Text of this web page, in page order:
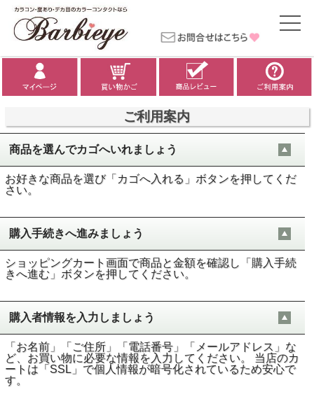
ご利用案内
商品を選んでカゴへいれましょう
お好きな商品を選び「カゴへ入れる」ボタンを押してくだ
さい。
購入手続きへ進みましょう
ショッピングカート画面で商品と金額を確認し「購入手続
きへ進む」ボタンを押してください。
購入者情報を入力しましょう
「お名前」「ご住所」「電話番号」「メールアドレス」な
ど、お買い物に必要な情報を入力してください。 当店のカ
ートは「SSL」で個人情報が暗号化されているため安心で
す。